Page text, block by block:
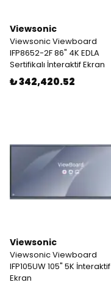
Viewsonic
Viewsonic Viewboard
IFP8652-2F 86" 4K EDLA
Sertifikalı İnteraktif Ekran
₺ 342,420.52
Viewsonic
Viewsonic Viewboard
IFP105UW 105" 5K İnteraktif
Ekran